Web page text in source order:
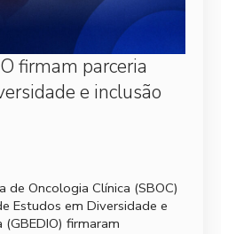
firmam parceria
e inclusão
de Oncologia Clínica (SBOC)
Estudos em Diversidade e
firmaram